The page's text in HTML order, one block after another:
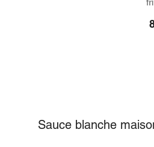
Sauce blanche